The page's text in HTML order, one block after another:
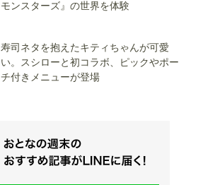
モンスターズ』の世界を体験
寿司ネタを抱えたキティちゃんが可愛
い。スシローと初コラボ、ピックやポー
チ付きメニューが登場